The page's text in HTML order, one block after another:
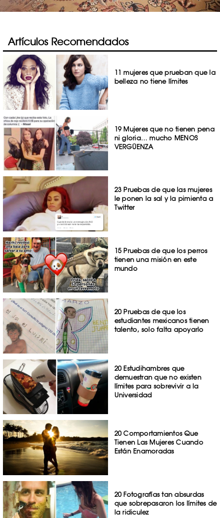
Artículos Recomendados
11 mujeres que prueban que la
belleza no tiene límites
19 Mujeres que no tienen pena
ni gloria… mucho MENOS
VERGÜENZA
23 Pruebas de que las mujeres
le ponen la sal y la pimienta a
Twitter
15 Pruebas de que los perros
tienen una misión en este
mundo
20 Pruebas de que los
estudiantes mexicanos tienen
talento, solo falta apoyarlo
20 Estudihambres que
demuestran que no existen
límites para sobrevivir a la
Universidad
20 Comportamientos Que
Tienen Las Mujeres Cuando
Están Enamoradas
20 Fotografías tan absurdas
que sobrepasaron los límites de
la ridiculez